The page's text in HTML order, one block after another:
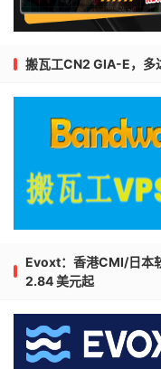
搬瓦工CN2 GIA-E，多
Evoxt：香港CMI/日本
2.84 美元起